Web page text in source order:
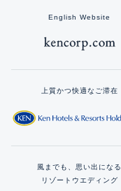
English Website
上質かつ快適なご滞在
風までも、思い出になる
リゾートウエディング